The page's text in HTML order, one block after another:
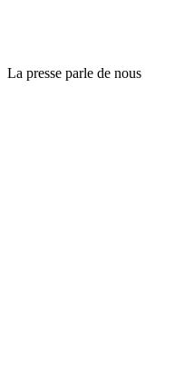
La presse parle de nous